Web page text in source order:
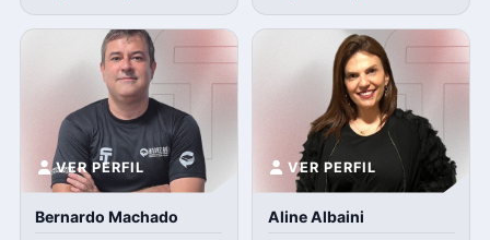
VER PERFIL
Bernardo Machado
VER PERFIL
Aline Albaini